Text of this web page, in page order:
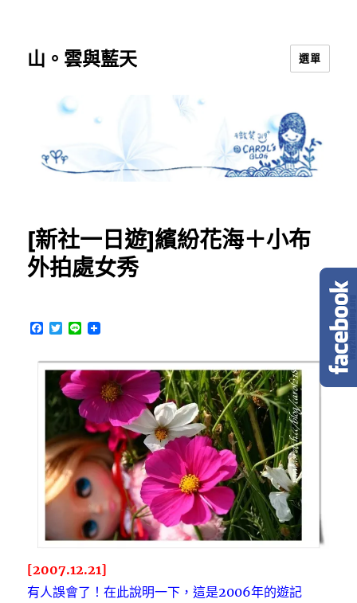
山。雲與藍天 選單
[新社一日遊]繽紛花海＋小布
外拍處女秀
F
e
o
T
t
t
e
r
L
e
[2007.12.21]
有人誤會了！在此說明一下，這是2006年的遊記